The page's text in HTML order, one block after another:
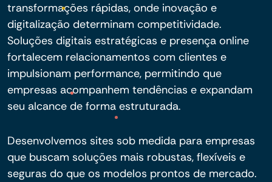
transformações rápidas, onde inovação e
digitalização determinam competitividade.
Soluções digitais estratégicas e presença online
fortalecem relacionamentos com clientes e
impulsionam performance, permitindo que
empresas acompanhem tendências e expandam
seu alcance de forma estruturada.
Desenvolvemos sites sob medida para empresas
que buscam soluções mais robustas, flexíveis e
seguras do que os modelos prontos de mercado.